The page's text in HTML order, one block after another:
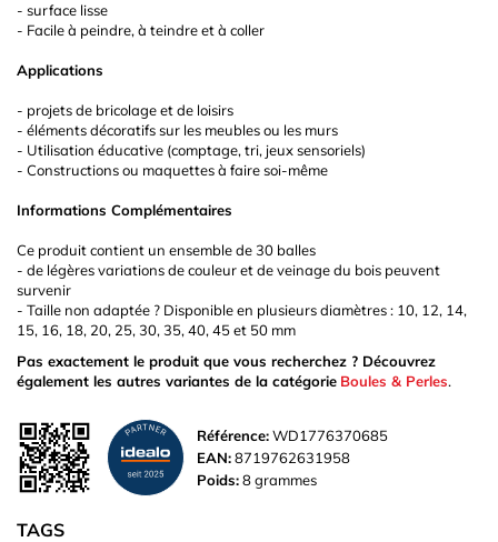
- surface lisse
- Facile à peindre, à teindre et à coller
Applications
- projets de bricolage et de loisirs
- éléments décoratifs sur les meubles ou les murs
- Utilisation éducative (comptage, tri, jeux sensoriels)
- Constructions ou maquettes à faire soi-même
Informations Complémentaires
Ce produit contient un ensemble de 30 balles
- de légères variations de couleur et de veinage du bois peuvent
survenir
- Taille non adaptée ? Disponible en plusieurs diamètres : 10, 12, 14,
15, 16, 18, 20, 25, 30, 35, 40, 45 et 50 mm
Pas exactement le produit que vous recherchez ? Découvrez
également les autres variantes de la catégorie Boules & Perles.
Référence:WD1776370685
EAN:8719762631958
Poids:8 grammes
TAGS